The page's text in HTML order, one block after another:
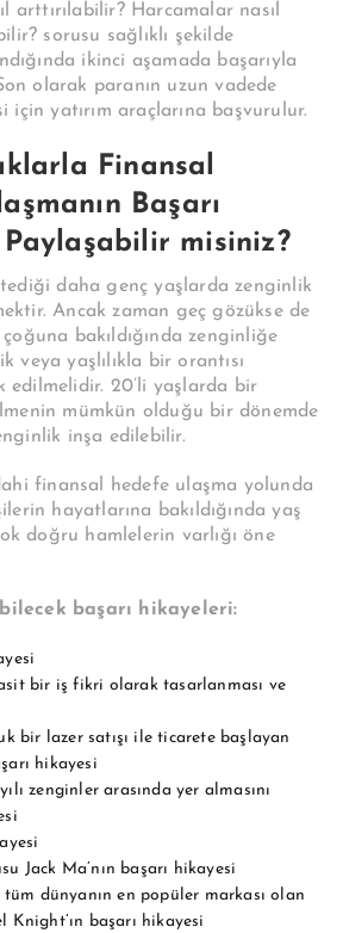
arttırılabilir? Harcamalar nasıl
sorusu sağlıklı şekilde
ikinci aşamada başarıyla
olarak paranın uzun vadede
yatırım araçlarına başvurulur.
Finansal
Başarı
misiniz?
daha genç yaşlarda zenginlik
Ancak zaman geç gözükse de
bakıldığında zenginliğe
veya yaşlılıkla bir orantısı
edilmelidir. 20’li yaşlarda bir
mümkün olduğu bir dönemde
inşa edilebilir.
finansal hedefe ulaşma yolunda
hayatlarına bakıldığında yaş
doğru hamlelerin varlığı öne
başarı hikayeleri:
bir iş fikri olarak tasarlanması ve
bir lazer satışı ile ticarete başlayan
hikayesi
zenginler arasında yer almasını
Jack Ma’nın başarı hikayesi
dünyanın en popüler markası olan
Knight’ın başarı hikayesi